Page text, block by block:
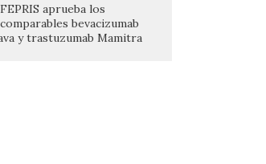
aprueba los
bevacizumab
y trastuzumab Mamitra